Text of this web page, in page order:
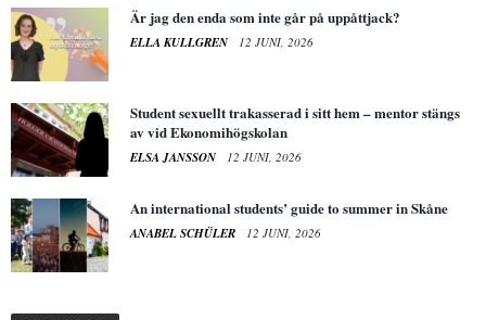
Är jag den enda som inte går på uppåttjack?
ELLA KULLGREN 12 JUNI, 2026
Student sexuellt trakasserad i sitt hem – mentor stängs
av vid Ekonomihögskolan
ELSA JANSSON 12 JUNI, 2026
An international students’ guide to summer in Skåne
ANABEL SCHÜLER 12 JUNI, 2026